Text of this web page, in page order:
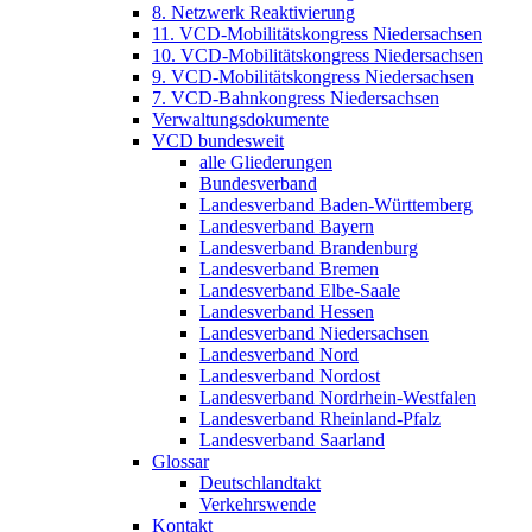
8. Netzwerk Reaktivierung
11. VCD-Mobilitätskongress Niedersachsen
10. VCD-Mobilitätskongress Niedersachsen
9. VCD-Mobilitätskongress Niedersachsen
7. VCD-Bahnkongress Niedersachsen
Verwaltungsdokumente
VCD bundesweit
alle Gliederungen
Bundesverband
Landesverband Baden-Württemberg
Landesverband Bayern
Landesverband Brandenburg
Landesverband Bremen
Landesverband Elbe-Saale
Landesverband Hessen
Landesverband Niedersachsen
Landesverband Nord
Landesverband Nordost
Landesverband Nordrhein-Westfalen
Landesverband Rheinland-Pfalz
Landesverband Saarland
Glossar
Deutschlandtakt
Verkehrswende
Kontakt